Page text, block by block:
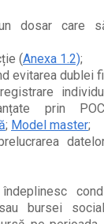
dosar care
(Anexa 1.2)​;
evitarea dublei
prin
; Model master;
bursei